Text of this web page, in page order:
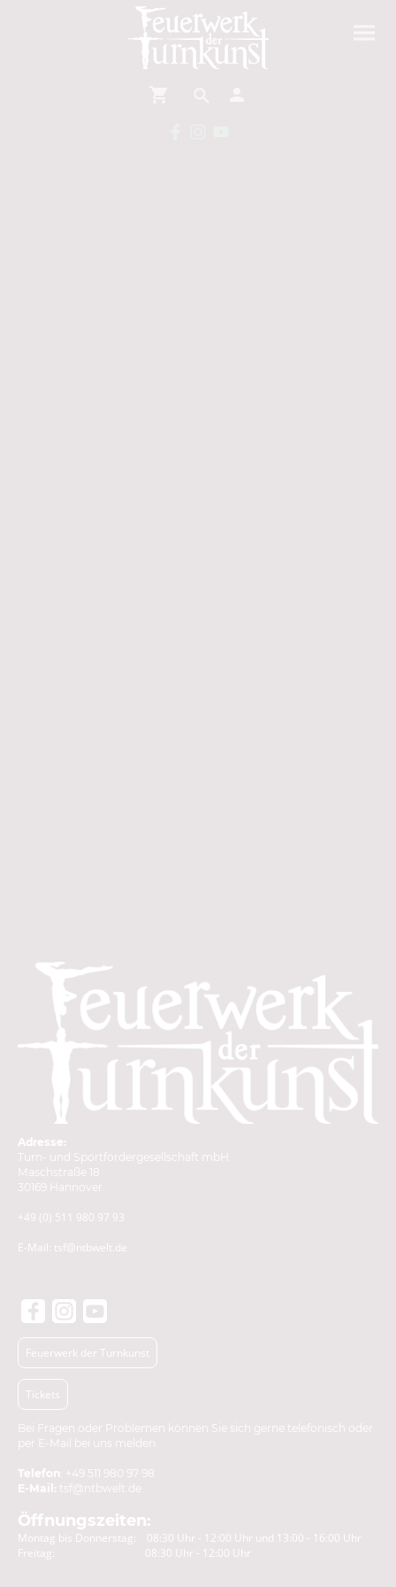
Adresse:
Turn- und Sportfördergesellschaft mbH
Maschstraße 18
30169 Hannover
+49 (0) 511 980 97 93
E-Mail: tsf@ntbwelt.de
Feuerwerk der Turnkunst
Tickets
Bei Fragen oder Problemen können Sie sich gerne telefonisch oder
per E-Mail bei uns melden.
Telefon : +49 511 980 97 98
E-Mail: tsf@ntbwelt.de
Öffnungszeiten:
Montag bis Donnerstag: 08:30 Uhr - 12:00 Uhr und 13:00 - 16:00 Uhr
Freitag: 08:30 Uhr - 12:00 Uhr